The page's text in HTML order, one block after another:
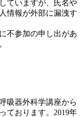
ていますが、氏名や
情報が外部に漏洩す
不参加の申し出があ
吸器外科学講座から
ております。2019年